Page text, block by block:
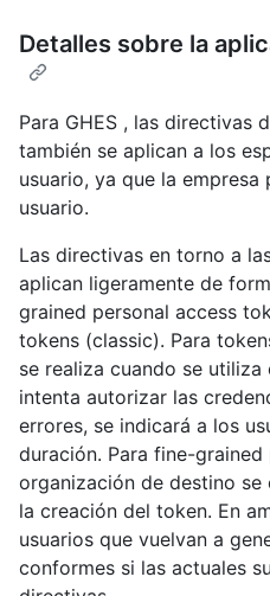
Detalles sobre la
Para GHES , las directivas
también se aplican a los
usuario, ya que la empresa
usuario.
Las directivas en torno a
aplican ligeramente de
grained personal access
tokens (classic). Para
se realiza cuando se
intenta autorizar las
errores, se indicará a los
duración. Para fine-
organización de destino
la creación del token. En
usuarios que vuelvan a
conformes si las actuales